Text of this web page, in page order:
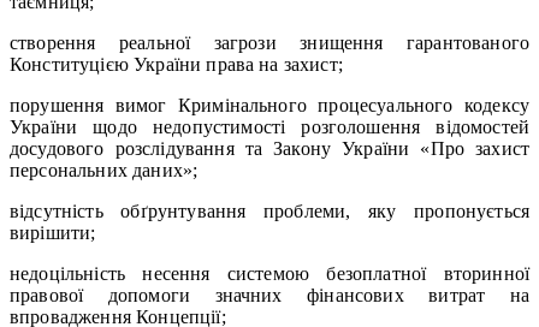
створення реальної загрози знищення гарантованого
Конституцією України права на захист;
порушення вимог Кримінального процесуального кодексу
України щодо недопустимості розголошення відомостей
досудового розслідування та Закону України «Про захист
персональних даних»;
відсутність обґрунтування проблеми, яку пропонується
вирішити;
недоцільність несення системою безоплатної вторинної
правової допомоги значних фінансових витрат на
впровадження Концепції;